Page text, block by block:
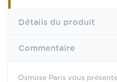
Détails du produit
Commentaire
Osmose Paris vous